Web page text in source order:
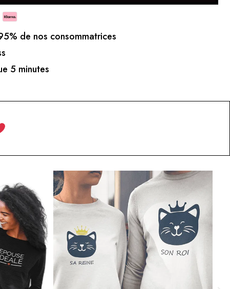
de nos consommatrices
5 minutes